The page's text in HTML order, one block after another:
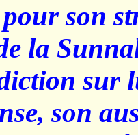
son
la
sur
son